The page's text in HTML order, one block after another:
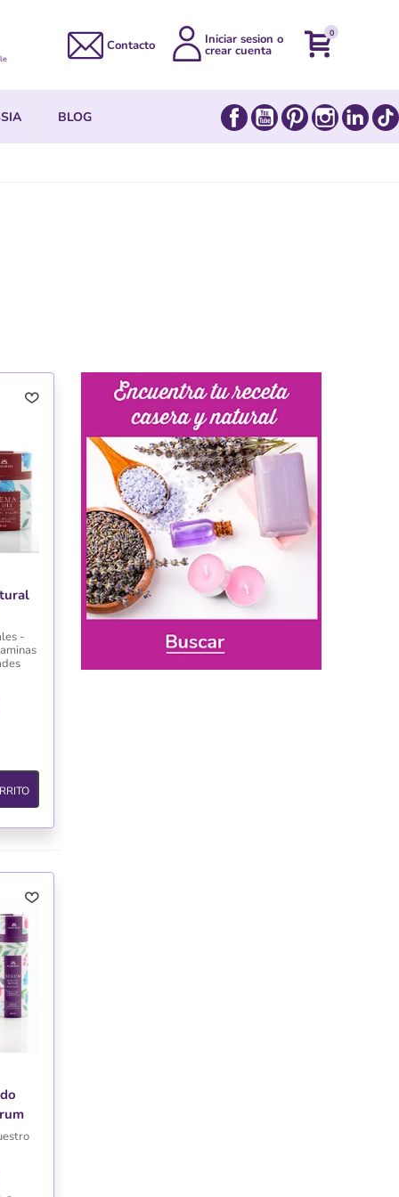
Contacto Iniciar sesion o
crear cuenta
0
BLOG FacebookYouTubePinterestInstagram
-